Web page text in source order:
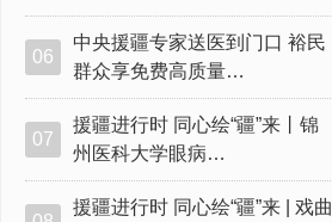
06
中央援疆专家送医到门口 裕民
群众享免费高质量…
07
援疆进行时 同心绘“疆”来丨锦
州医科大学眼病…
援疆进行时 同心绘“疆”来 | 戏曲